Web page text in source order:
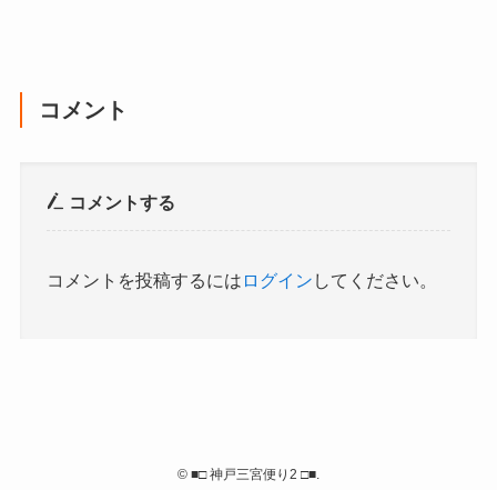
コメント
コメントする
コメントを投稿するには ログイン してください。
© ■□ 神戸三宮便り2 □■.